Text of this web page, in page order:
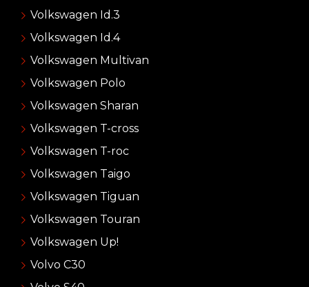
Volkswagen Id.3
Volkswagen Id.4
Volkswagen Multivan
Volkswagen Polo
Volkswagen Sharan
Volkswagen T-cross
Volkswagen T-roc
Volkswagen Taigo
Volkswagen Tiguan
Volkswagen Touran
Volkswagen Up!
Volvo C30